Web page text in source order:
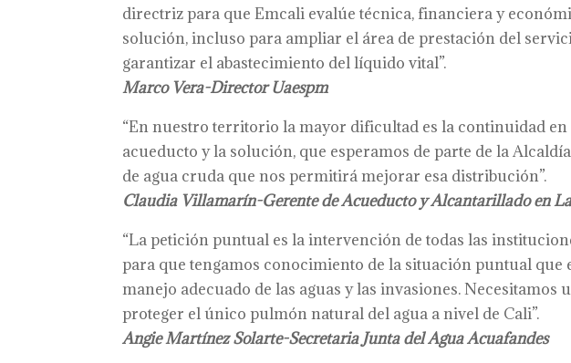
directriz para que Emcali evalúe técnica, financiera y
solución, incluso para ampliar el área de prestación del
garantizar el abastecimiento del líquido vital”.
Marco Vera-Director Uaespm
“En nuestro territorio la mayor dificultad es la continuidad
acueducto y la solución, que esperamos de parte de la
de agua cruda que nos permitirá mejorar esa distribución”.
Claudia Villamarín-Gerente de Acueducto y Alcantarillado en
“La petición puntual es la intervención de todas las
para que tengamos conocimiento de la situación puntual que
manejo adecuado de las aguas y las invasiones.
proteger el único pulmón natural del agua a nivel de Cali”.
Angie Martínez Solarte-Secretaria Junta del Agua Acuafandes